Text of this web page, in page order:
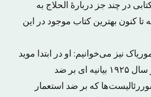
در چند جز دربارهٔ الحلاج به
تا کنون بهترین کتاب موجود در این
نیز می‌خوانیم: او در ابتدا موید
استعمار بود و در سال ۱۹۲۵ بیانیه ای بر ضد
که بر ضد استعمار